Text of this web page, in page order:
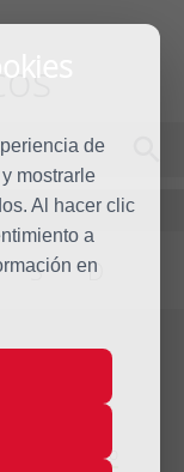
de
mostrarle
Al hacer clic
a
en
S D
día
Ordinario